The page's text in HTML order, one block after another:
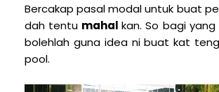
Bercakap pasal modal untuk buat
dah tentu mahalkan. So bagi
bolehlah guna idea ni buat kat
pool.